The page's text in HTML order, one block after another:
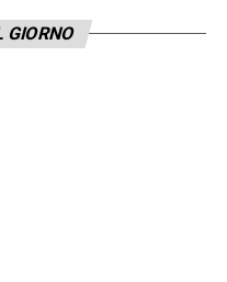
potrebbe
nel prossimo
GIORNO